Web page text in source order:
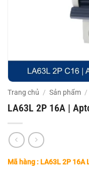
Trang chủ / Sản phẩm /
LA63L 2P 16A |
Mã hàng : LA63L 2P 16A